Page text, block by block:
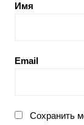
Имя
Email
Сохранить